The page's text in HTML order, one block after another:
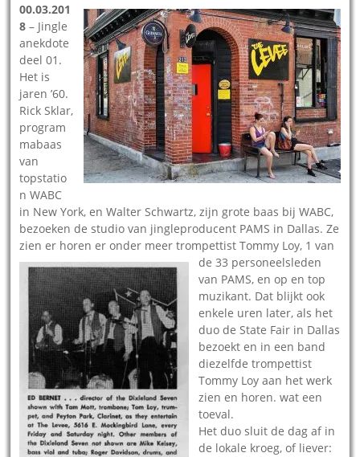
00.03.201
8 – Jingle
anekdote
deel 01.
Het is
jaren ’60.
Rick Sklar,
program
mabaas
van
topstatio
n WABC
in New York, en Walter Schwartz, zijn grote baas bij WABC,
bezoeken de studio van jingleproducent PAMS in Dallas. Ze
zien er horen er onder meer trompettistTommy Loy, 1 van
de 33 personeelsleden
van PAMS, en op en top
muzikant. Dat blijkt ook
enkele uren later, als het
duo de State Fair in Dallas
bezoekt en in een band
diezelfde trompettist
Tommy Loy aan het werk
zien en horen. wat een
toeval.
Het duo sluit de dag af in
de lokale kroeg, of liever: